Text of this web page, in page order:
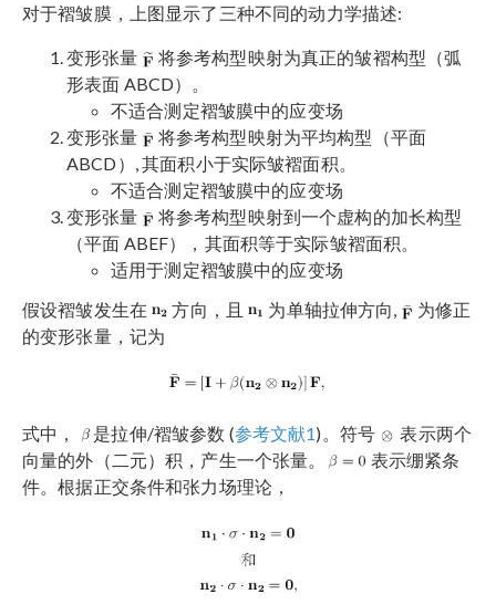
对于褶皱膜，上图显示了三种不同的动力学描述:
变形张量
将参考构型映射为真正的皱褶构型（弧
形表面 ABCD）。
不适合测定褶皱膜中的应变场
变形张量
将参考构型映射为平均构型（平面
ABCD）, 其面积小于实际皱褶面积。
不适合测定褶皱膜中的应变场
变形张量
将参考构型映射到一个虚构的加长构型
（平面 ABEF），其面积等于实际皱褶面积。
适用于测定褶皱膜中的应变场
假设褶皱发生在
方向，且 为单轴拉伸方向,
为修正
的变形张量，记为
式中， 是拉伸/褶皱参数 (参考文献1)。符号
表示两个
向量的外（二元）积，产生一个张量。
表示绷紧条
件。根据正交条件和张力场理论，